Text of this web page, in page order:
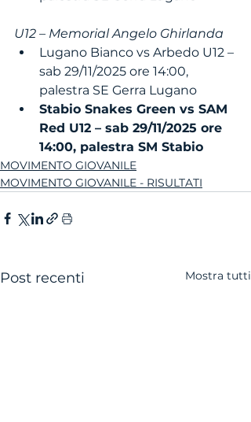
U12 – Memorial Angelo Ghirlanda
Lugano Bianco vs Arbedo U12 –
sab 29/11/2025 ore 14:00,
palestra SE Gerra Lugano
Stabio Snakes Green vs SAM
Red U12 – sab 29/11/2025 ore
14:00, palestra SM Stabio
MOVIMENTO GIOVANILE
MOVIMENTO GIOVANILE - RISULTATI
Post recenti Mostra tutti